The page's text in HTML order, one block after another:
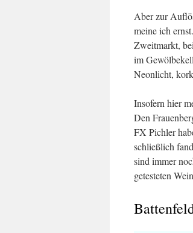
Aber zur
meine ich
Zweitmarkt,
im
Neonlicht,
Insofern hier
Den
FX Pichler
schließlich
sind immer
getesteten